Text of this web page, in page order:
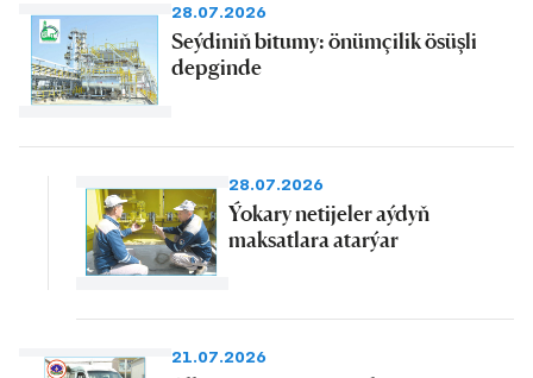
28.07.2026
Seýdiniň bitumy: önümçilik ösüşli
depginde
28.07.2026
Ýokary netijeler aýdyň
maksatlara atarýar
21.07.2026